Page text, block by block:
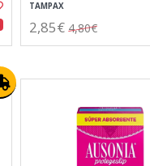
TAMPAX
2,85€ 4,80€